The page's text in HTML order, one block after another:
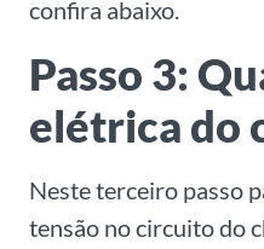
confira abaixo.
Passo 3:
elétrica do
Neste terceiro passo
tensão no circuito do